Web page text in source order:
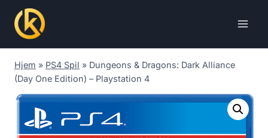
content
Hjem » PS4 Spil » Dungeons & Dragons: Dark Alliance
(Day One Edition) – Playstation 4